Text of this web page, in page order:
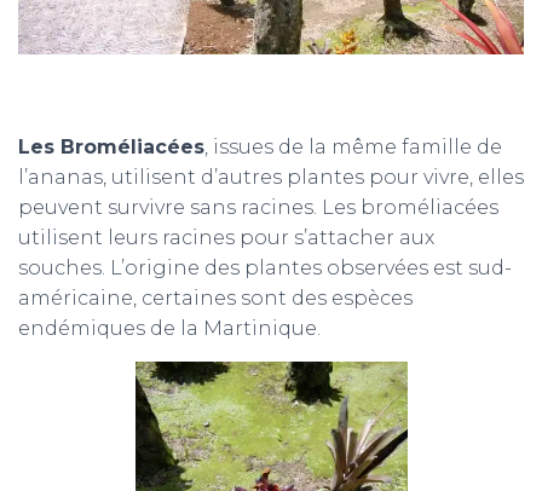
Les Broméliacées, issues de la même famille de
l’ananas, utilisent d’autres plantes pour vivre, elles
peuvent survivre sans racines. Les broméliacées
utilisent leurs racines pour s’attacher aux
souches. L’origine des plantes observées est sud-
américaine, certaines sont des espèces
endémiques de la Martinique.